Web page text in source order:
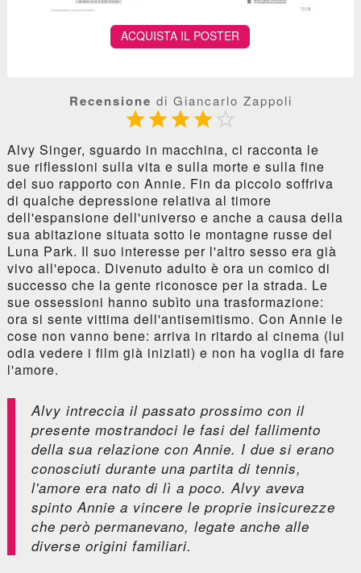
ACQUISTA IL POSTER
Recensione di Giancarlo Zappoli
 
Alvy Singer, sguardo in macchina, ci racconta le
sue riflessioni sulla vita e sulla morte e sulla fine
del suo rapporto con Annie. Fin da piccolo soffriva
di qualche depressione relativa al timore
dell'espansione dell'universo e anche a causa della
sua abitazione situata sotto le montagne russe del
Luna Park. Il suo interesse per l'altro sesso era già
vivo all'epoca. Divenuto adulto è ora un comico di
successo che la gente riconosce per la strada. Le
sue ossessioni hanno subìto una trasformazione:
ora si sente vittima dell'antisemitismo. Con Annie le
cose non vanno bene: arriva in ritardo al cinema (lui
odia vedere i film già iniziati) e non ha voglia di fare
l'amore.
Alvy intreccia il passato prossimo con il
presente mostrandoci le fasi del fallimento
della sua relazione con Annie. I due si erano
conosciuti durante una partita di tennis,
l'amore era nato di lì a poco. Alvy aveva
spinto Annie a vincere le proprie insicurezze
che però permanevano, legate anche alle
diverse origini familiari.